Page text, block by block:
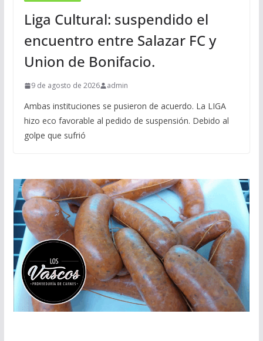
Liga Cultural: suspendido el
encuentro entre Salazar FC y
Union de Bonifacio.
9 de agosto de 2026 admin
Ambas instituciones se pusieron de acuerdo. La LIGA
hizo eco favorable al pedido de suspensión. Debido al
golpe que sufrió